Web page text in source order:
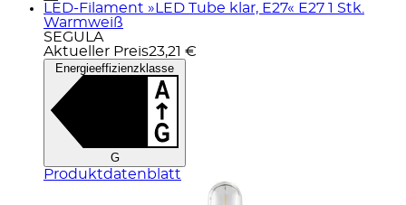
LED-Filament »LED Tube klar, E27« E27 1 Stk.
Warmweiß
SEGULA
Aktueller Preis23,21 €
Energieeffizienzklasse
G
Produktdatenblatt